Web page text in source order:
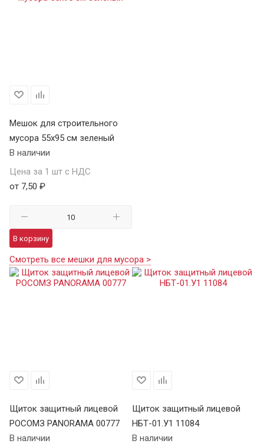
Мешок для строительного
мусора 55х95 см зеленый
В наличии
Цена за 1 шт с НДС
от 7,50 ₽
В корзину
Смотреть все мешки для мусора >
Щиток защитный лицевой
РОСОМЗ PANORAMA 00777
В наличии
Щиток защитный лицевой
НБТ-01.У1 11084
В наличии